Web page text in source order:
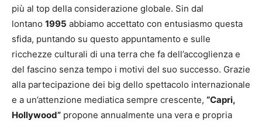
più al top della considerazione globale. Sin dal
lontano 1995 abbiamo accettato con entusiasmo questa
sfida, puntando su questo appuntamento e sulle
ricchezze culturali di una terra che fa dell’accoglienza e
del fascino senza tempo i motivi del suo successo. Grazie
alla partecipazione dei big dello spettacolo internazionale
e a un’attenzione mediatica sempre crescente, “Capri,
Hollywood” propone annualmente una vera e propria